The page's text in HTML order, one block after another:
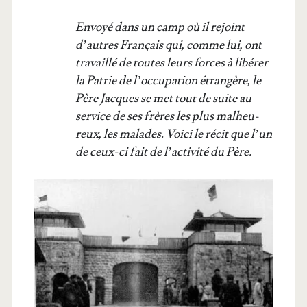
Envoyé dans un camp où il rejoint
d’autres Fran­çais qui, comme lui, ont
tra­vaillé de toutes leurs forces à libé­rer
la Patrie de l’oc­cu­pa­tion étran­gère, le
Père Jacques se met tout de suite au
ser­vice de ses frères les plus mal­heu­
reux, les malades. Voi­ci le récit que l’un
de ceux-ci fait de l’ac­ti­vi­té du Père.